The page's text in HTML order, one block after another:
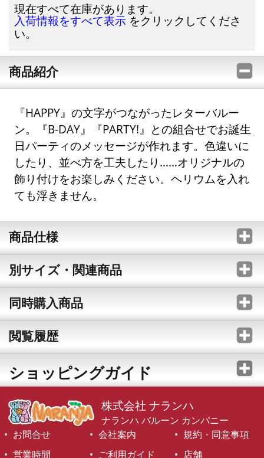
現在すべて在庫があります。
入荷情報をすべて表示 をクリックしてくださ
い。
商品紹介
『HAPPY』の文字がつながったレターバルー
ン。『B-DAY』『PARTY!』との組合せでお誕生
日パーティのメッセージが作れます。色違いに
したり、並べ方を工夫したり……オリジナルの
飾り付けをお楽しみください。ヘリウムを入れ
ても浮きません。
商品仕様
別サイズ・関連商品
同時購入商品
閲覧履歴
ショッピングガイド
株式会社 ナランハ
ナランハ バルーン カンパニー
お問合せ
会社案内
規約・同意事項
営業時間
ご利用ガイド 店舗